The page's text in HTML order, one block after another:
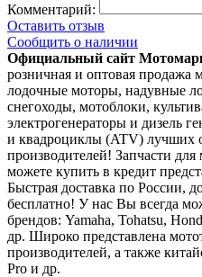
Комментарий:
Оставить отзыв
Сообщить о наличии
Официальный сайт
розничная и оптовая продажа
лодочные моторы, надувные
снегоходы, мотоблоки,
электрогенераторы и дизель
и квадроциклы (ATV) лучших
производителей! Запчасти
можете купить в кредит
Быстрая доставка по России,
бесплатно! У нас Вы всегда
брендов: Yamaha, Tohatsu,
др. Широко представлена
производителей, а также
Pro и др.